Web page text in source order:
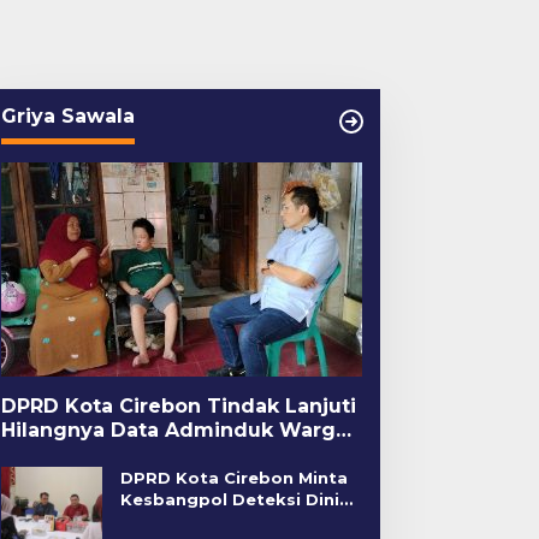
Griya Sawala
DPRD Kota Cirebon Tindak Lanjuti
Hilangnya Data Adminduk Warga
DPRD Kota Cirebon Minta
Kesbangpol Deteksi Dini